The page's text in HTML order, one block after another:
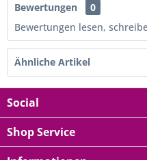
Bewertungen
0
Bewertungen lesen,
Ähnliche Artikel
Social
Shop Service